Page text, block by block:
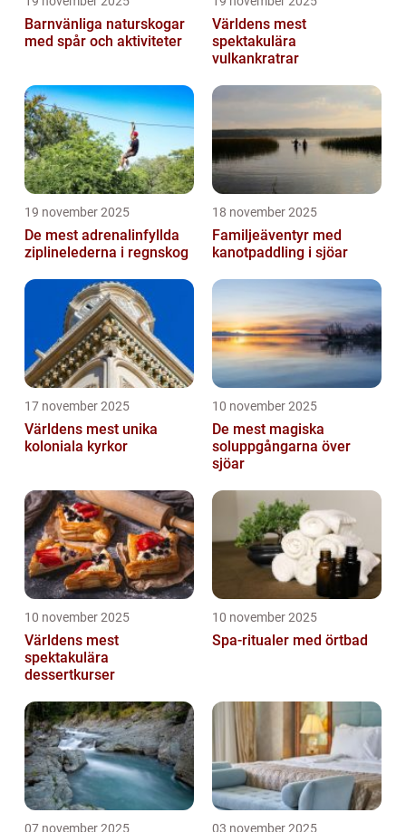
Barnvänliga naturskogar
med spår och aktiviteter
Världens mest
spektakulära
vulkankratrar
19 november 2025
De mest adrenalinfyllda
ziplinelederna i regnskog
18 november 2025
Familjeäventyr med
kanotpaddling i sjöar
17 november 2025
Världens mest unika
koloniala kyrkor
10 november 2025
De mest magiska
soluppgångarna över
sjöar
10 november 2025
Världens mest
spektakulära
dessertkurser
10 november 2025
Spa-ritualer med örtbad
07 november 2025 03 november 2025